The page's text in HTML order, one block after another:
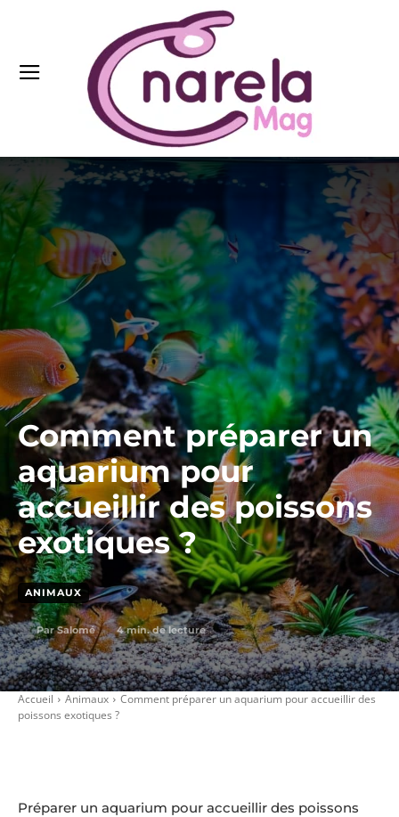
Comment préparer un
aquarium pour
accueillir des poissons
exotiques ?
ANIMAUX
Par Salomé 4min. de lecture
Accueil Animaux
Comment préparer un aquarium pour accueillir des
poissons exotiques ?
Préparer un aquarium pour accueillir des poissons